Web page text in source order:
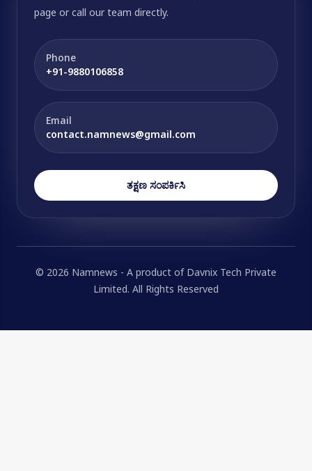
page or call our team directly.
Phone
+91-9880106858
Email
contact.namnews@gmail.com
ತಕ್ಷಣ ಸಂಪರ್ಕಿಸಿ
© 2026 Namnews - A product of Davnix Tech Private
Limited. All Rights Reserved